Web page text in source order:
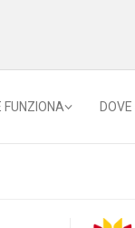
FUNZIONA